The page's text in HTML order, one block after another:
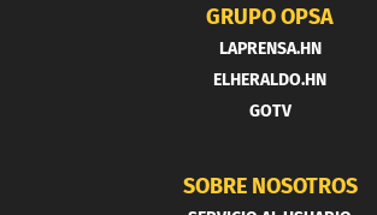
GRUPO OPSA
LAPRENSA.HN
ELHERALDO.HN
GOTV
SOBRE NOSOTROS